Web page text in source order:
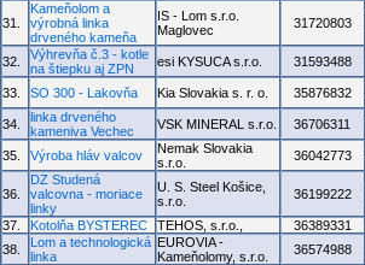
31.
Kameňolom a
výrobná linka
drveného kameňa
IS - Lom s.r.o.
Maglovec
31720803
32.
Výhrevňa č.3 - kotle
na štiepku aj ZPN
esi KYSUCA s.r.o. 31593488
33. SO 300 - Lakovňa Kia Slovakia s. r. o. 35876832
34.
linka drveného
kameniva Vechec
VSK MINERAL s.r.o. 36706311
35. Výroba hláv valcov
Nemak Slovakia
s.r.o.
36042773
36.
DZ Studená
valcovna - moriace
linky
U. S. Steel Košice,
s.r.o.
36199222
37. Kotolňa BYSTEREC TEHOS, s.r.o., 36389331
38.
Lom a technologická
linka
EUROVIA -
Kameňolomy, s.r.o.
36574988